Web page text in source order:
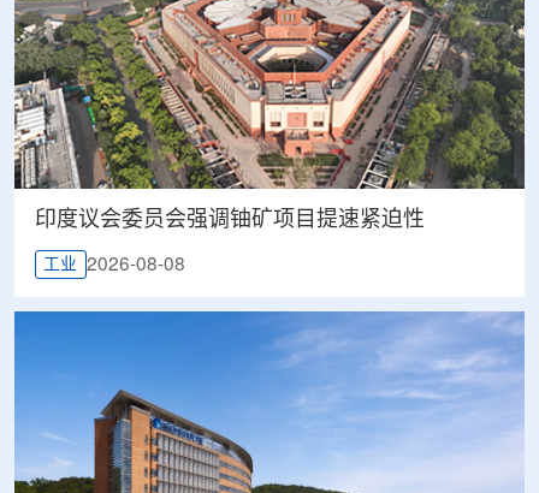
印度议会委员会强调铀矿项目提速紧迫性
工业 2026-08-08